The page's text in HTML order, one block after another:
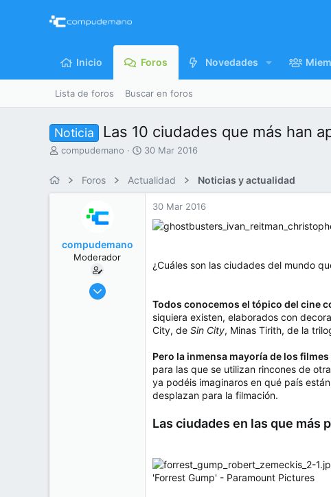
Inicio Foros Novedades
Lista de foros Buscar en foros
Noticia Las 10 ciudades que más han
I
r
compudemano
F
h
30 Mar 2016
Foros Actualidad Noticias y actualidad
compudemano
Moderador
26 Jul 2013
30 Mar 2016
¿Cuáles son las ciudades del mundo
Todos conocemos el tópico del cine
siquiera existen, elaborados con
City, de Sin City, Minas Tirith, de la
Pero la inmensa mayoría de los
para las que se utilizan rincones de
ya podéis imaginaros en qué país
desplazan para la filmación.
Las ciudades en las que más
'Forrest Gump' - Paramount Pictures